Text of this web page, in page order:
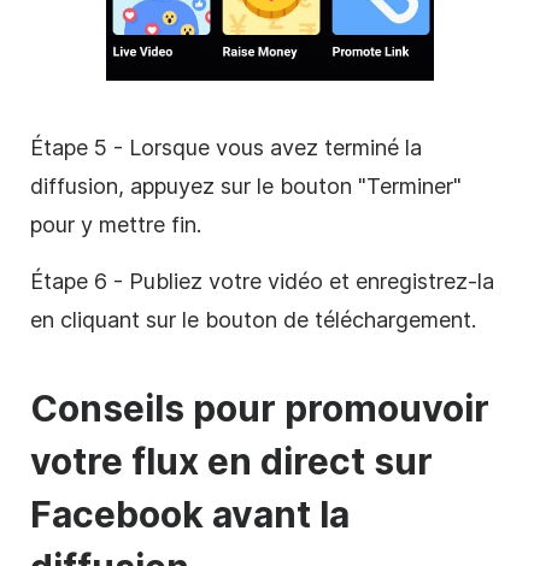
Étape 5 - Lorsque vous avez terminé la
diffusion, appuyez sur le bouton "Terminer"
pour y mettre fin.
Étape 6 - Publiez votre vidéo et enregistrez-la
en cliquant sur le bouton de téléchargement.
Conseils pour promouvoir
votre flux en direct sur
Facebook avant la